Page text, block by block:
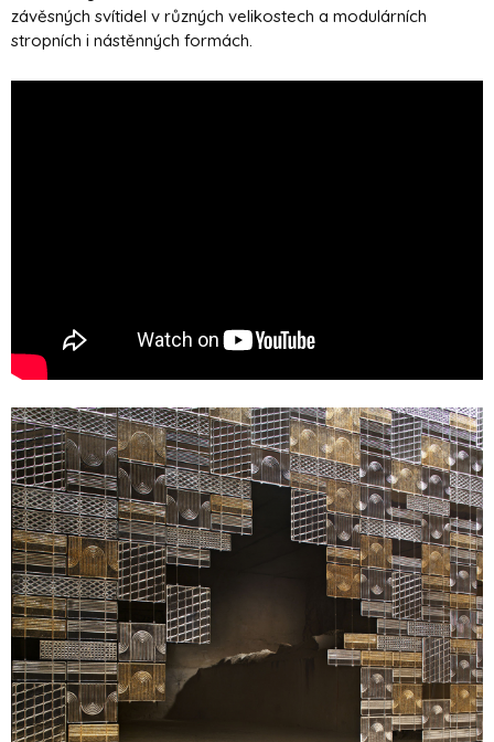
závěsných svítidel v různých velikostech a modulárních
stropních i nástěnných formách.